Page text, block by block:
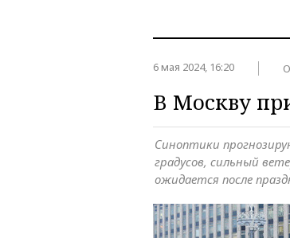
6 мая 2024, 16:20
В Москву
Синоптики
градусов, сильный
ожидается после